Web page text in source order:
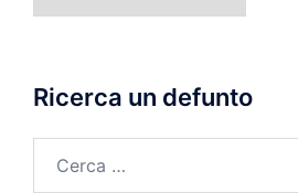
Ricerca un defunto